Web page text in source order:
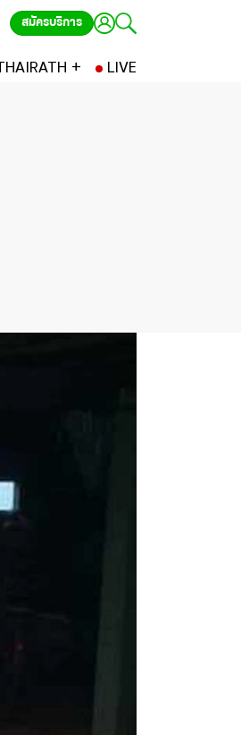
สมัครบริการ
+ LIVE